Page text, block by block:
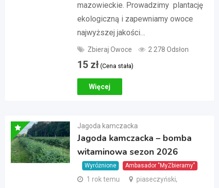
mazowieckie. Prowadzimy plantację
ekologiczną i zapewniamy owoce
najwyższej jakości…
Zbieraj Owoce 2 278 Odsłon
15 zł (Cena stała)
Więcej
Jagoda kamczacka
Jagoda kamczacka – bomba
witaminowa sezon 2026
Wyróżnione Ambasador "MyZbieramy"
1 rok temu
piaseczyński,